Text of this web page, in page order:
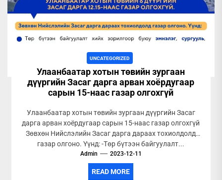
UNCATEGORIZED
Улаанбаатар хотын төвийн зургаан
дүүргийн Засаг дарга арван хоёрдугаар
сарын 15-наас газар олгохгүй
Улаанбаатар хотын төвийн зургаан дүүргийн Засаг
дарга арван хоёрдугаар сарын 15-наас газар олгохгүй
Зөвхөн Нийслэлийн Засаг дарга дараах тохиолдолд
газар олгоно. Үүнд: -Төр бүтээн байгуулалт...
Admin 2023-12-11
READ MORE